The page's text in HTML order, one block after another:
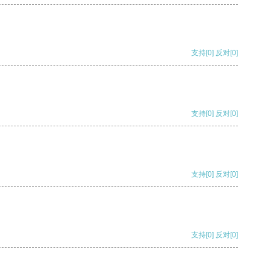
支持[0] 反对[0]
支持[0] 反对[0]
支持[0] 反对[0]
支持[0] 反对[0]